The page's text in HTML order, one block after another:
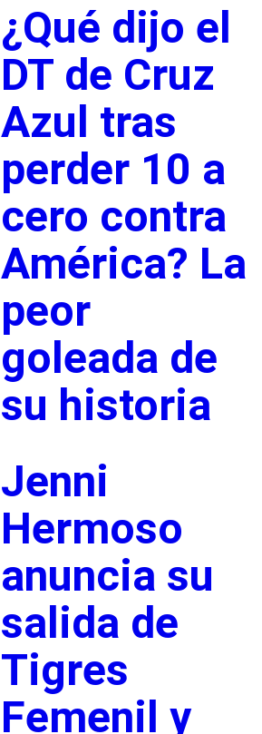
¿Qué dijo el
DT de Cruz
Azul tras
perder 10 a
cero contra
América? La
peor
goleada de
su historia
Jenni
Hermoso
anuncia su
salida de
Tigres
Femenil y